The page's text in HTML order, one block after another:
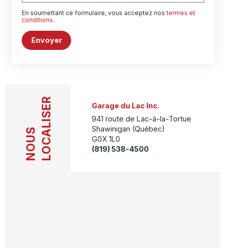
En soumettant ce formulaire, vous acceptez nostermes et
conditions.
Envoyer
NOUS LOCALISER
Garage du Lac Inc.
941 route de Lac-à-la-Tortue
Shawinigan (Québec)
G0X 1L0
(819) 538-4500